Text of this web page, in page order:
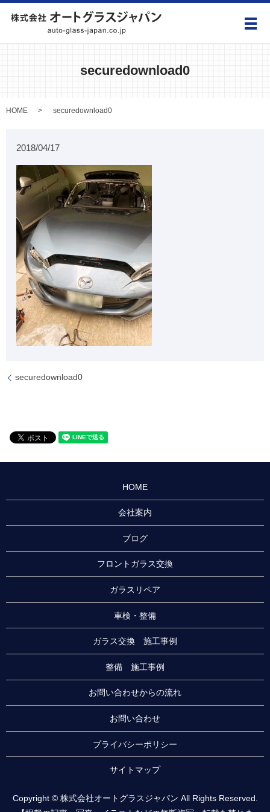
メ
securedownload0
HOME securedownload0
2018/04/17
securedownload0
HOME
会社案内
ブログ
フロントガラス交換
ガラスリペア
車検・整備
ガラス交換 施工事例
整備 施工事例
お問い合わせからの流れ
お問い合わせ
プライバシーポリシー
サイトマップ
Copyright © 株式会社オートグラスジャパン All Rights Reserved.